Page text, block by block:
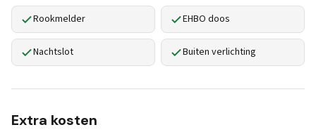
Rookmelder EHBO doos
Nachtslot Buiten verlichting
Extra kosten